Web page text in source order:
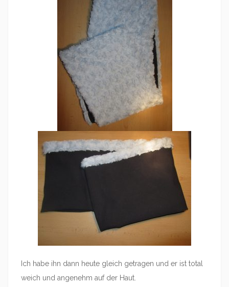
Ich habe ihn dann heute gleich getragen und er ist total
weich und angenehm auf der Haut.